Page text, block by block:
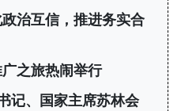
治互信，推进务实合
之旅热闹举行
记、国家主席苏林会